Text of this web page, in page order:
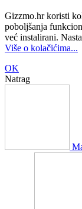
Gizzmo.hr koristi
poboljšanja
već instalirani.
Više o kolačićima...
OK
Natrag